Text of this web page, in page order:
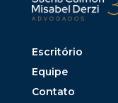
Escritório
Equipe
Contato